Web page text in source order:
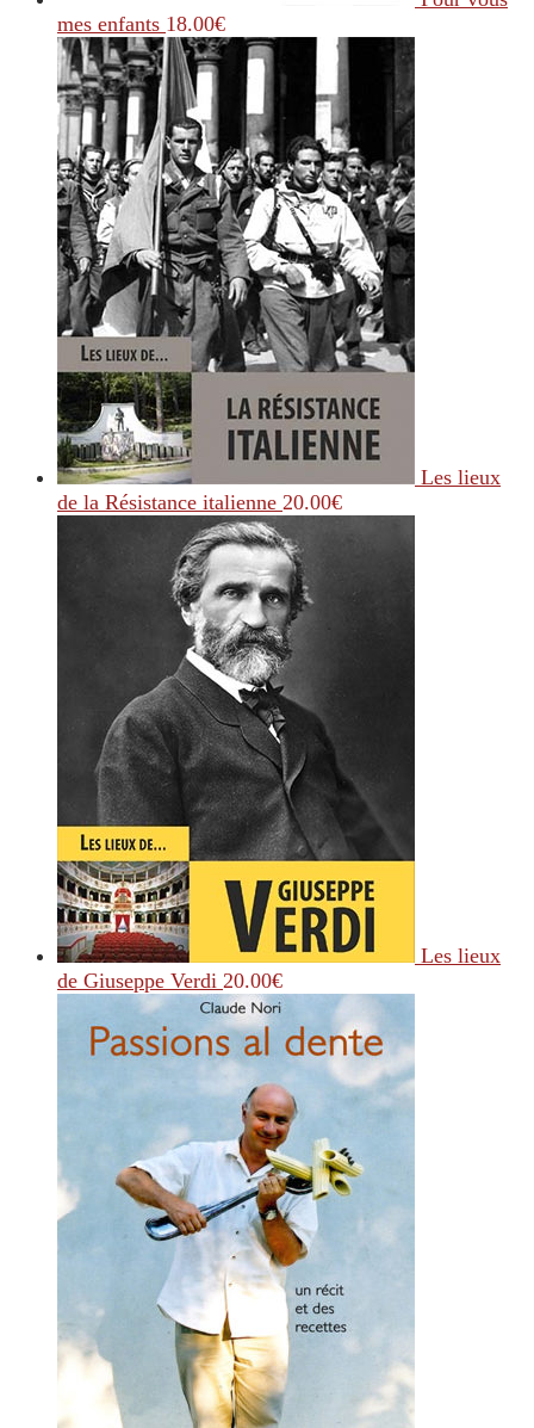
mes enfants 18.00€
Les lieux
de la Résistance italienne 20.00€
Les lieux
de Giuseppe Verdi 20.00€